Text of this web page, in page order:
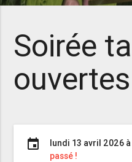
Soirée
event lundi 13 avril 2026
passé !